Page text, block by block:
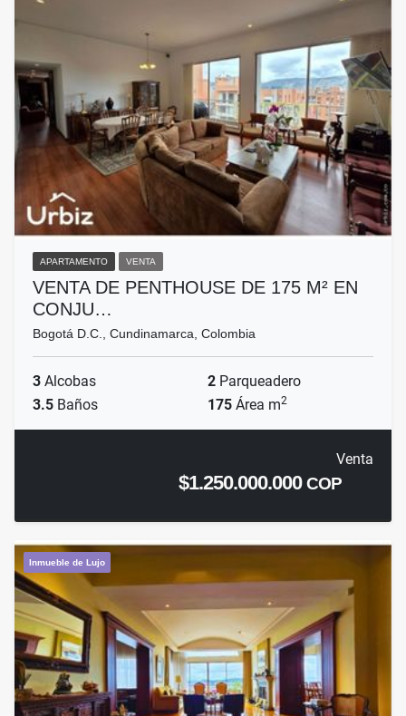
APARTAMENTO VENTA
VENTA DE PENTHOUSE DE 175 M² EN
CONJU…
Bogotá D.C., Cundinamarca, Colombia
3 Alcobas 2 Parqueadero
3.5 Baños 175 Área m2
Venta
$1.250.000.000COP
Inmueble de Lujo